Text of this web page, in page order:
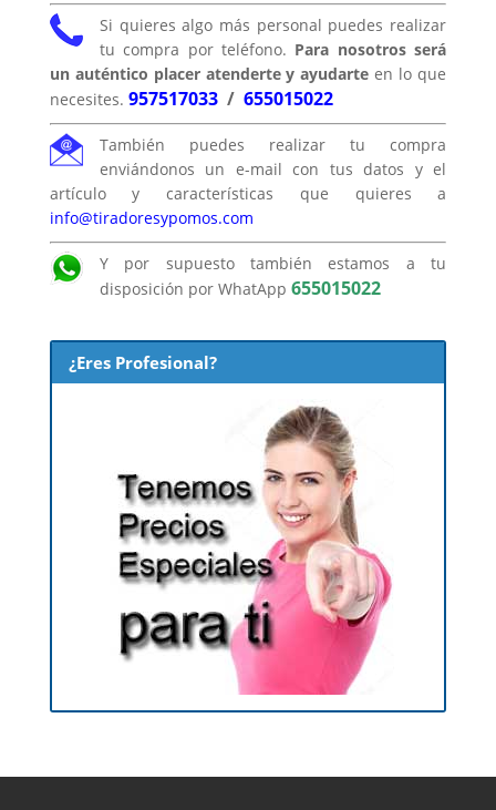
Si quieres algo más personal puedes realizar
tu compra por teléfono. Para nosotros será
un auténtico placer atenderte y ayudarte en lo que
necesites. 957517033/ 655015022
También puedes realizar tu compra
enviándonos un e-mail con tus datos y el
artículo y características que quieres a
info@tiradoresypomos.com
Y por supuesto también estamos a tu
disposición por WhatApp 655015022
¿Eres Profesional?